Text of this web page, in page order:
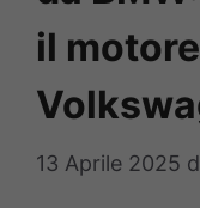
il
13 Aprile 2025